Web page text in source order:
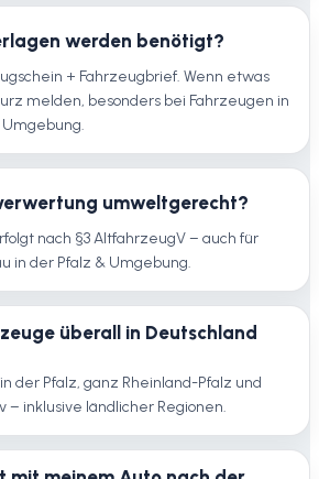
werden benötigt?
+ Fahrzeugbrief. Wenn etwas
melden, besonders bei Fahrzeugen in
Umgebung.
umweltgerecht?
nach §3 AltfahrzeugV – auch für
in der Pfalz & Umgebung.
überall in Deutschland
der Pfalz, ganz Rheinland-Pfalz und
inklusive ländlicher Regionen.